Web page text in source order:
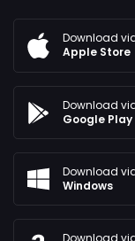
Download
Apple Store
Download
Google Play
Download
Windows
Download